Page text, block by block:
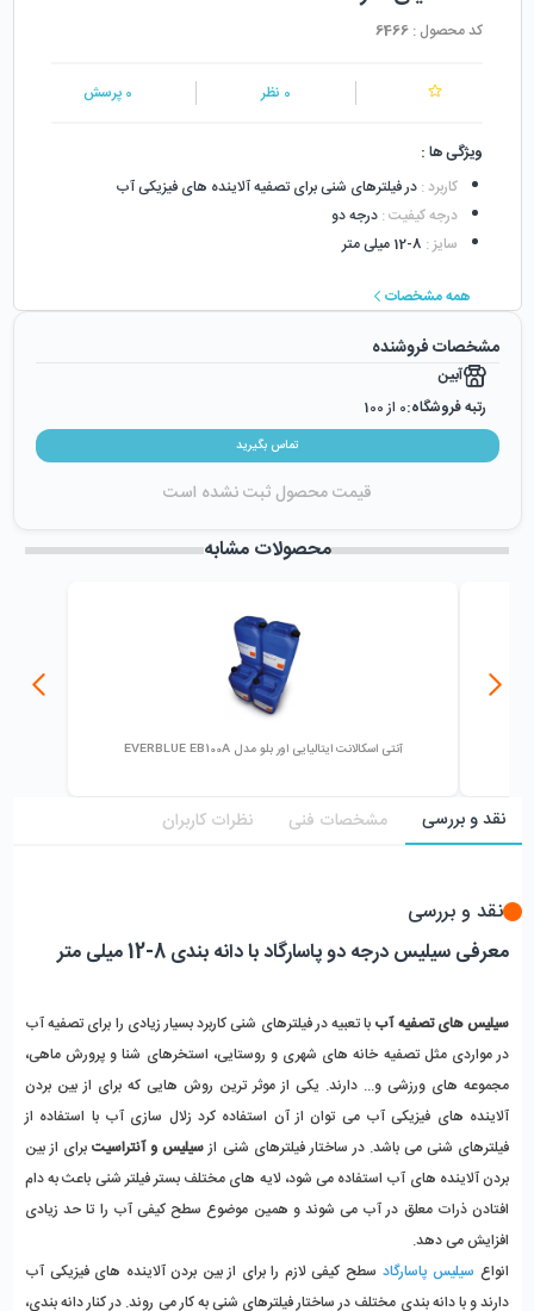
کد محصول : 6466
0 نظر 0 پرسش
ویژگی ها :
کاربرد: در فیلترهای شنی برای تصفیه آلاینده های فیزیکی آب
درجه کیفیت: درجه دو
سایز : 8-12 میلی متر
همه مشخصات
مشخصات فروشنده
آبین
رتبه فروشگاه:0 از 100
زمان ایجاد فروشگاه :یکشنبه ۱۸ آبان ۱۳۹۹
تماس بگیرید
قیمت محصول ثبت نشده است
محصولات مشابه
آنتی اسکالانت ایتالیایی اور بلو مدل EVERBLUE EB100A
نقد و بررسی مشخصات فنی نظرات کاربران
نقد و بررسی
معرفی سیلیس درجه دو پاسارگاد با دانه بندی 8-12 میلی متر
سیلیس های تصفیه آب با تعبیه در فیلترهای شنی کاربرد بسیار زیادی را برای تصفیه آب
در مواردی مثل تصفیه خانه های شهری و روستایی، استخرهای شنا و پرورش ماهی،
مجموعه های ورزشی و... دارند. یکی از موثر ترین روش هایی که برای از بین بردن
آلاینده های فیزیکی آب می توان از آن استفاده کرد زلال سازی آب با استفاده از
فیلترهای شنی می باشد. در ساختار فیلترهای شنی از سیلیس و آنتراسیتبرای از بین
بردن آلاینده های آب استفاده می شود، لایه های مختلف بستر فیلتر شنی باعث به دام
افتادن ذرات معلق در آب می شوند و همین موضوع سطح کیفی آب را تا حد زیادی
افزایش می دهد.
انواع سیلیس پاسارگاد سطح کیفی لازم را برای از بین بردن آلاینده های فیزیکی آب
دارند و با دانه بندی مختلف در ساختار فیلترهای شنی به کار می روند. در کنار دانه بندی،